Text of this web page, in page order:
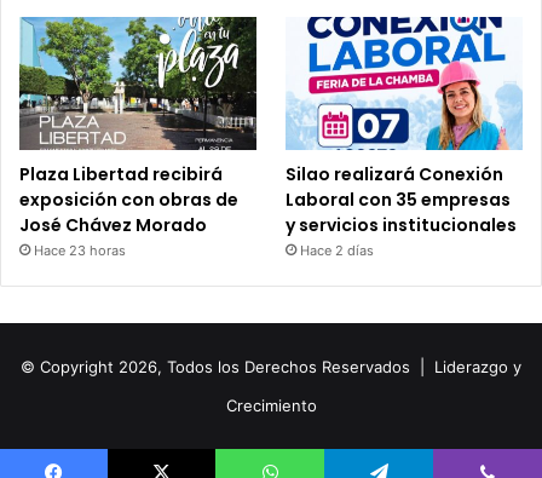
Plaza Libertad recibirá
exposición con obras de
José Chávez Morado
Hace 23 horas
Silao realizará Conexión
Laboral con 35 empresas
y servicios institucionales
Hace 2 días
© Copyright 2026, Todos los Derechos Reservados | Liderazgo y
Crecimiento